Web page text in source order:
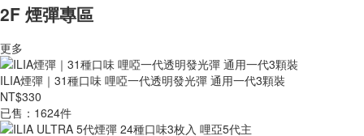
2F 煙彈專區
更多
ILIA煙彈｜31種口味 哩啞一代透明發光彈 通用一代3顆裝
NT$330
已售：1624件